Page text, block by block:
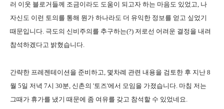
러 이웃 블로거들께 조금이라도 도움이 되고자 하는 마음도 있었고, 나
자신도 이런 토의를 통해 뭔가 하나라도 더 유익한 정보를 얻고 싶었기
때문입니다. 극도의 신비주의를 추구하는(?) 저로선 어려운 결정을 내려
참석하겠다고 밝혔습니다.
간략한 프레젠테이션을 준비하고, 몇차례 관련 내용을 검토한 후 지난 8
월 5일 저녁 7시 30분, 신촌의 '토즈'에서 모임을 가졌습니다. 마침 저는
그때가 휴가를 냈기 때문에 좀 여유를 갖고 참석할 수 있었네요.